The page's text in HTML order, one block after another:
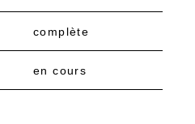
complète
en cours